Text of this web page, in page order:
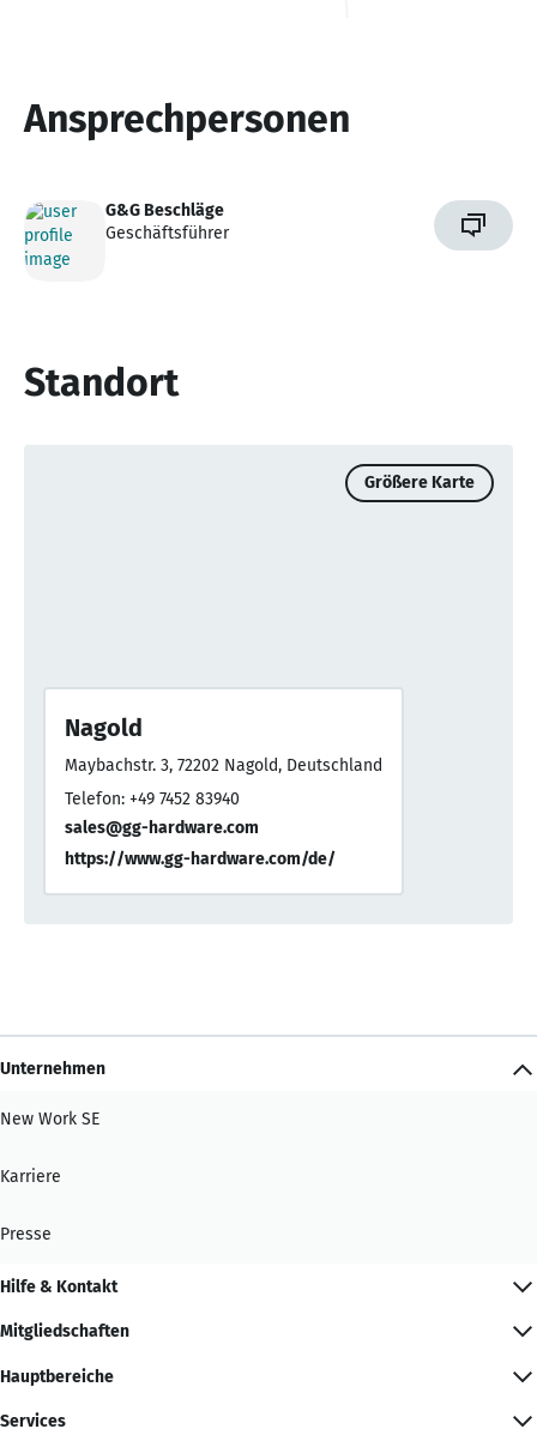
Ansprechpersonen
G&G Beschläge
Geschäftsführer
Standort
Größere Karte
Nagold
Maybachstr. 3, 72202 Nagold, Deutschland
Telefon: +49 7452 83940
sales@gg-hardware.com
https://www.gg-hardware.com/de/
Unternehmen
New Work SE
Karriere
Presse
Hilfe & Kontakt
Mitgliedschaften
Hauptbereiche
Services